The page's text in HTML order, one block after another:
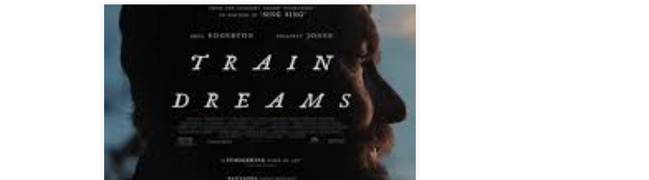
Come nei romanzi che piacciono a me Non è
casuale che sia innamorato di questo film
che sembra un romanzo. Perché in effetti
Train Dreams romanzo lo è. Venne scritto da
Denis Johnson nel 2002 e pubblicato undici
anni dopo in Italia da Mondadori. E non è
nemmeno il primo […]